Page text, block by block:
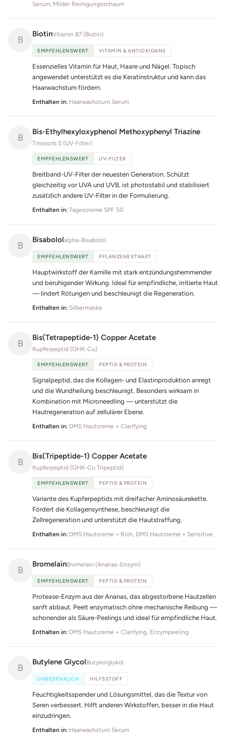
Serum, Milder Reinigungsschaum
B
BiotinVitamin B7 (Biotin)
EMPFEHLENSWERT VITAMIN & ANTIOXIDANS
Essenzielles Vitamin für Haut, Haare und Nägel. Topisch
angewendet unterstützt es die Keratinstruktur und kann das
Haarwachstum fördern.
Enthalten in: Haarwachstum Serum
B
Bis-Ethylhexyloxyphenol Methoxyphenyl Triazine
Tinosorb S (UV-Filter)
EMPFEHLENSWERT UV-FILTER
Breitband-UV-Filter der neuesten Generation. Schützt
gleichzeitig vor UVA und UVB, ist photostabil und stabilisiert
zusätzlich andere UV-Filter in der Formulierung.
Enthalten in: Tagescreme SPF 50
B
Bisabololalpha-Bisabolol
EMPFEHLENSWERT PFLANZENEXTRAKT
Hauptwirkstoff der Kamille mit stark entzündungshemmender
und beruhigender Wirkung. Ideal für empfindliche, irritierte Haut
— lindert Rötungen und beschleunigt die Regeneration.
Enthalten in: Silbermaske
B
Bis(Tetrapeptide-1) Copper Acetate
Kupferpeptid (GHK-Cu)
EMPFEHLENSWERT PEPTID & PROTEIN
Signalpeptid, das die Kollagen- und Elastinproduktion anregt
und die Wundheilung beschleunigt. Besonders wirksam in
Kombination mit Microneedling — unterstützt die
Hautregeneration auf zellulärer Ebene.
Enthalten in: DMS Hautcreme + Clarifying
B
Bis(Tripeptide-1) Copper Acetate
Kupferpeptid (GHK-Cu Tripeptid)
EMPFEHLENSWERT PEPTID & PROTEIN
Variante des Kupferpeptids mit dreifacher Aminosäurekette.
Fördert die Kollagensynthese, beschleunigt die
Zellregeneration und unterstützt die Hautstraffung.
Enthalten in: DMS Hautcreme + Rich, DMS Hautcreme + Sensitive
B
BromelainBromelain (Ananas-Enzym)
EMPFEHLENSWERT PEPTID & PROTEIN
Protease-Enzym aus der Ananas, das abgestorbene Hautzellen
sanft abbaut. Peelt enzymatisch ohne mechanische Reibung —
schonender als Säure-Peelings und ideal für empfindliche Haut.
Enthalten in: DMS Hautcreme + Clarifying, Enzympeeling
B
Butylene GlycolButylenglykol
UNBEDENKLICH HILFSSTOFF
Feuchtigkeitsspender und Lösungsmittel, das die Textur von
Seren verbessert. Hilft anderen Wirkstoffen, besser in die Haut
einzudringen.
Enthalten in: Haarwachstum Serum